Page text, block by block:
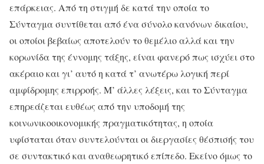
επάρκειας. Από τη στιγμή δε κατά την οποία το
Σύνταγμα συντίθεται από ένα σύνολο κανόνων δικαίου,
οι οποίοι βεβαίως αποτελούν το θεμέλιο αλλά και την
κορωνίδα της έννομης τάξης, είναι φανερό πως ισχύει στο
ακέραιο και γι’ αυτό η κατά τ’ ανωτέρω λογική περί
αμφίδρομης επιρροής. Μ’ άλλες λέξεις, και το Σύνταγμα
επηρεάζεται ευθέως από την υποδομή της
κοινωνικοοικονομικής πραγματικότητας, η οποία
υφίσταται όταν συντελούνται οι διεργασίες θέσπισής του
σε συντακτικό και αναθεωρητικό επίπεδο. Εκείνο όμως το